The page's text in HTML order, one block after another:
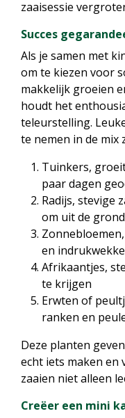
zaaisessie
Succes
Als je samen met
om te kiezen voor
makkelijk groeien
houdt het
teleurstelling.
te nemen in de mix
Tuinkers,
paar dagen
Radijs, stevige
om uit de
en
Afrikaantjes,
te krijgen
Erwten of
ranken en
Deze planten
echt iets maken en
zaaien niet alleen
Creëer een mini